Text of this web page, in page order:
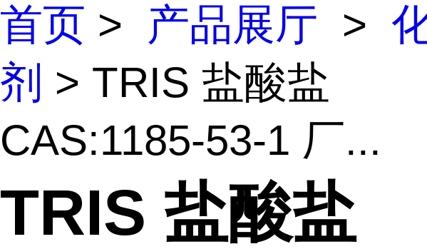
首页 > 产品展厅 >
剂 > TRIS 盐酸盐
CAS:1185-53-1 厂...
TRIS 盐酸盐